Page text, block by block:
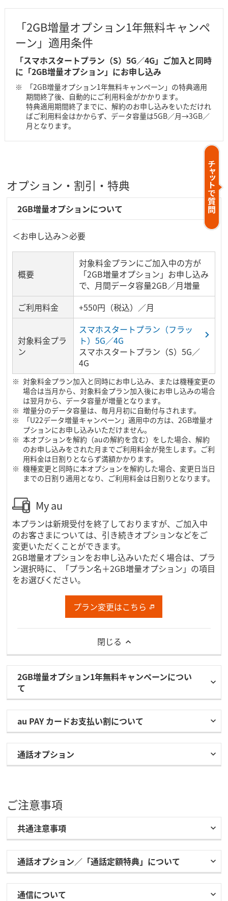
「2GB増量オプション1年無料キャンペ
ーン」適用条件
「スマホスタートプラン（S）5G／4G」ご加入と同時
に「2GB増量オプション」にお申し込み
「2GB増量オプション1年無料キャンペーン」の特典適用
期間終了後、自動的にご利用料金がかかります。
特典適用期間終了までに、解約のお申し込みをいただけれ
ばご利用料金はかからず、データ容量は5GB／月→3GB／
月となります。
オプション・割引・特典
2GB増量オプションについて
＜お申し込み＞必要
概要
対象料金プランにご加入中の方が
「2GB増量オプション」お申し込み
で、月間データ容量2GB／月増量
ご利用料金
+550円（税込）／月
対象料金プラ
ン
スマホスタートプラン（フラッ
ト）5G／4G
スマホスタートプラン（S）5G／
4G
対象料金プラン加入と同時にお申し込み、または機種変更の
場合は当月から、対象料金プラン加入後にお申し込みの場合
は翌月から、データ容量が増量となります。
増量分のデータ容量は、毎月月初に自動付与されます。
「U22データ増量キャンペーン」適用中の方は、2GB増量オ
プションにお申し込みいただけません。
本オプションを解約（auの解約を含む）をした場合、解約
のお申し込みをされた月までご利用料金が発生します。ご利
用料金は日割りとならず満額かかります。
機種変更と同時に本オプションを解約した場合、変更日当日
までの日割り適用となり、ご利用料金は日割りとなります。
My au
本プランは新規受付を終了しておりますが、ご加入中
のお客さまについては、引き続きオプションなどをご
変更いただくことができます。
2GB増量オプションをお申し込みいただく場合は、プラ
ン選択時に、「プラン名＋2GB増量オプション」の項目
をお選びください。
プラン変更はこちら
閉じる
2GB増量オプション1年無料キャンペーンについ
て
au PAY カードお支払い割について
通話オプション
ご注意事項
共通注意事項
通話オプション／「通話定額特典」について
通信について